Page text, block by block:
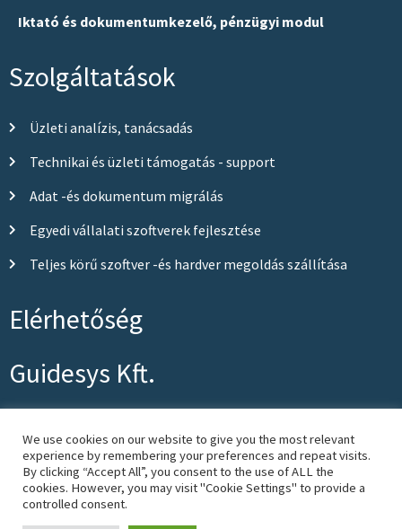
Iktató és dokumentumkezelő, pénzügyi modul
Szolgáltatások
Üzleti analízis, tanácsadás
Technikai és üzleti támogatás - support
Adat -és dokumentum migrálás
Egyedi vállalati szoftverek fejlesztése
Teljes körű szoftver -és hardver megoldás szállítása
Elérhetőség
Guidesys Kft.
+36 (20) 519 9183, +36 (20) 519 9182
We use cookies on our website to give you the most relevant
experience by remembering your preferences and repeat visits.
By clicking “Accept All”, you consent to the use of ALL the
cookies. However, you may visit "Cookie Settings" to provide a
controlled consent.